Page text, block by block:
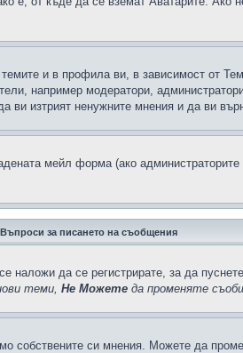
и в профила ви, в зависимост от
например модератори,
изтрият ненужните мнения и да ви
мейл форма (ако
Въпроси за писането на съобщения
да се регистрирате, за да
теми, Не Можете да променяте
собствените си мнения. Можете да